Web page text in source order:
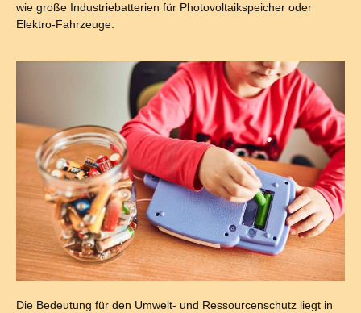
wie große Industriebatterien für Photovoltaikspeicher oder
Elektro-Fahrzeuge.
Die Bedeutung für den Umwelt- und Ressourcenschutz liegt in